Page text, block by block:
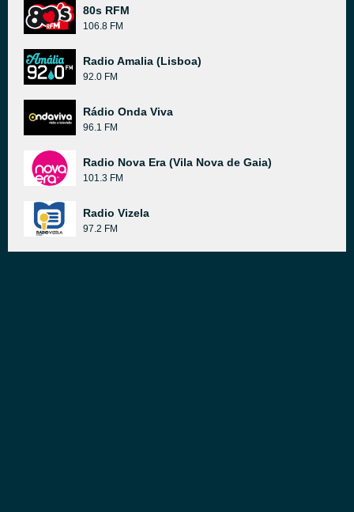
80s RFM
106.8 FM
Radio Amalia (Lisboa)
92.0 FM
Rádio Onda Viva
96.1 FM
Radio Nova Era (Vila Nova de Gaia)
101.3 FM
Radio Vizela
97.2 FM